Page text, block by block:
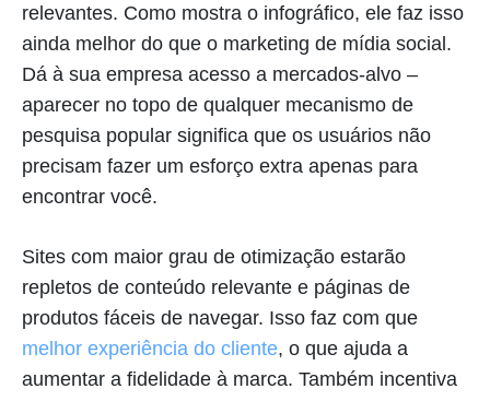
relevantes. Como mostra o infográfico, ele faz isso
ainda melhor do que o marketing de mídia social.
Dá à sua empresa acesso a mercados-alvo –
aparecer no topo de qualquer mecanismo de
pesquisa popular significa que os usuários não
precisam fazer um esforço extra apenas para
encontrar você.
Sites com maior grau de otimização estarão
repletos de conteúdo relevante e páginas de
produtos fáceis de navegar. Isso faz com que
melhor experiência do cliente, o que ajuda a
aumentar a fidelidade à marca. Também incentiva